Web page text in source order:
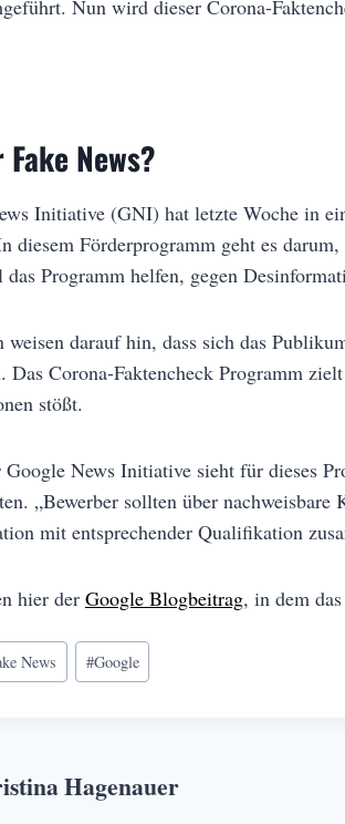
Nun wird dieser Corona-
News?
Initiative (GNI) hat letzte Woche in
diesem Förderprogramm geht es
Programm helfen, gegen
weisen darauf hin, dass sich das
Das Corona-Faktencheck Programm
stößt.
Google News Initiative sieht für dieses
„Bewerber sollten über
mit entsprechender Qualifikation
hier der Google Blogbeitrag, in dem
News #Google
Hagenauer